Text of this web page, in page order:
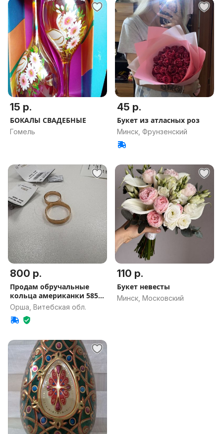
15 р.
БОКАЛЫ СВАДЕБНЫЕ
Гомель
45 р.
Букет из атласных роз
Минск, Фрунзенский
800 р.
Продам обручальные
кольца американки 585
проба
Орша, Витебская обл.
110 р.
Букет невесты
Минск, Московский